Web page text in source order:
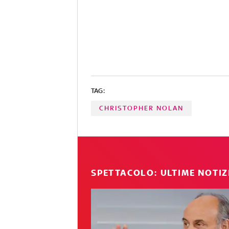
TAG:
CHRISTOPHER NOLAN
SPETTACOLO: ULTIME